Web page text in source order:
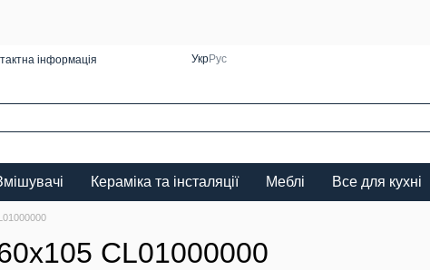
інформація УкрРус
Кераміка та інсталяції Меблі Все для кухні
CL01000000